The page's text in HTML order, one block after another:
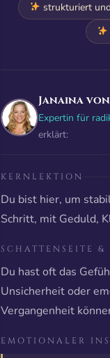
strukturiert
Janaina
Expertin für
erklärt:
KERNLEKTION
Du bist hier, um
Schritt, mit Geduld,
SCHATTENSEITE &
Du hast oft das
Unsicherheit oder
Vergangenheit
EMOTIONALER